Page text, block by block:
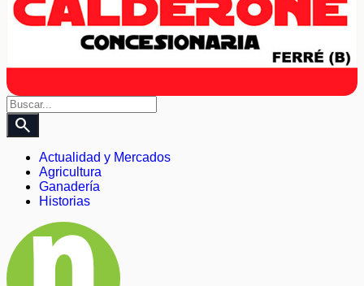
search
Actualidad y Mercados
Agricultura
Ganadería
Historias